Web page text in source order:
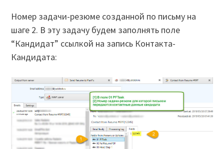
Номер задачи-резюме созданной по письму на
шаге 2. В эту задачу будем заполнять поле
“Кандидат” ссылкой на запись Контакта-
Кандидата: